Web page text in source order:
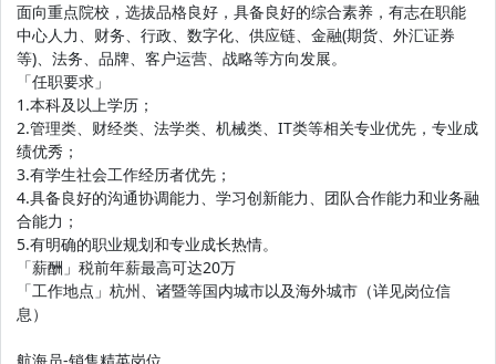
面向重点院校，选拔品格良好，具备良好的综合素养，有志在职能
中心人力、财务、行政、数字化、供应链、金融(期货、外汇证券
等)、法务、品牌、客户运营、战略等方向发展。
「任职要求」
1.本科及以上学历；
2.管理类、财经类、法学类、机械类、IT类等相关专业优先，专业成
绩优秀；
3.有学生社会工作经历者优先；
4.具备良好的沟通协调能力、学习创新能力、团队合作能力和业务融
合能力；
5.有明确的职业规划和专业成长热情。
「薪酬」税前年薪最高可达20万
「工作地点」杭州、诸暨等国内城市以及海外城市（详见岗位信
息）